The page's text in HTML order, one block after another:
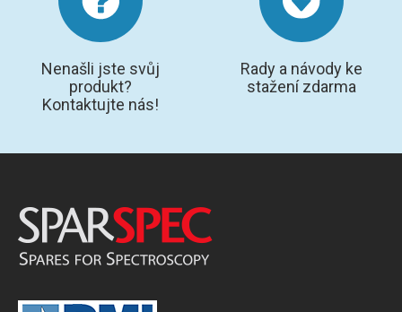
Nenašli jste svůj
produkt?
Kontaktujte nás!
Rady a návody ke
stažení zdarma